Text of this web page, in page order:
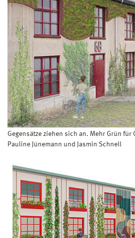
Gegensätze ziehen sich an. Mehr Grün für
Pauline Jünemann und Jasmin Schnell